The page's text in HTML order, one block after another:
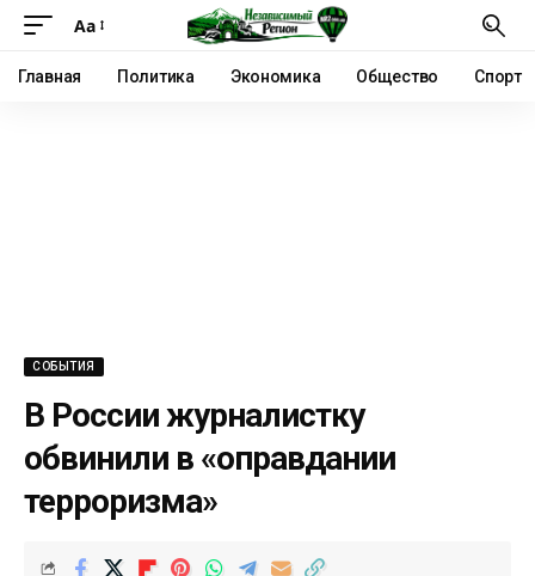
Аа
Главная Политика Экономика Общество Спорт
СОБЫТИЯ
В России журналистку
обвинили в «оправдании
терроризма»